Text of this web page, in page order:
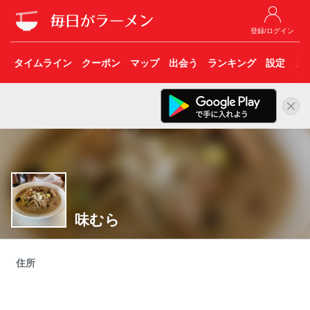
登録/ログイン
タイムライン クーポン マップ 出会う ランキング 設定 こ
味むら
住所